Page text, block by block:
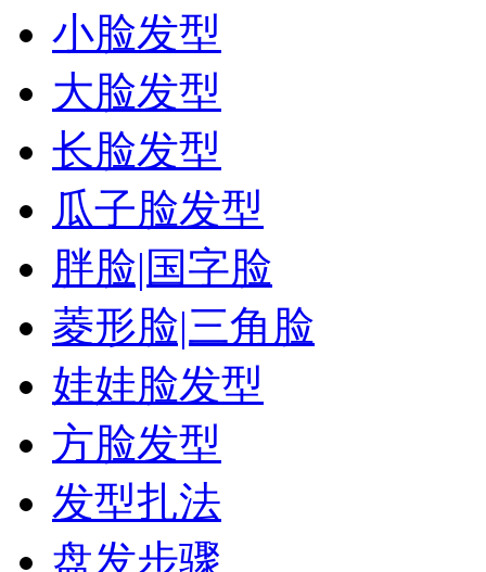
小脸发型
大脸发型
长脸发型
瓜子脸发型
胖脸|国字脸
菱形脸|三角脸
娃娃脸发型
方脸发型
发型扎法
盘发步骤